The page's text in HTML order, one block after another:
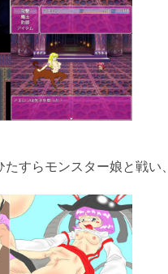
すらモンスター娘と戦い、